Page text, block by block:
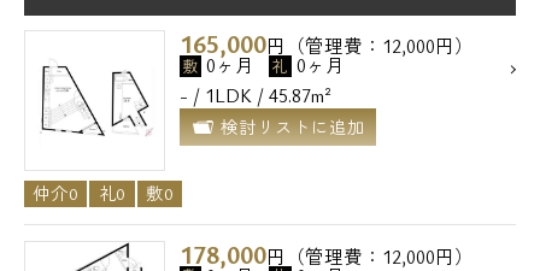
165,000円（管理費：12,000円）
敷 0ヶ月 礼 0ヶ月
- / 1LDK / 45.87m²
検討リストに追加
仲介0 礼0 敷0
178,000円（管理費：12,000円）